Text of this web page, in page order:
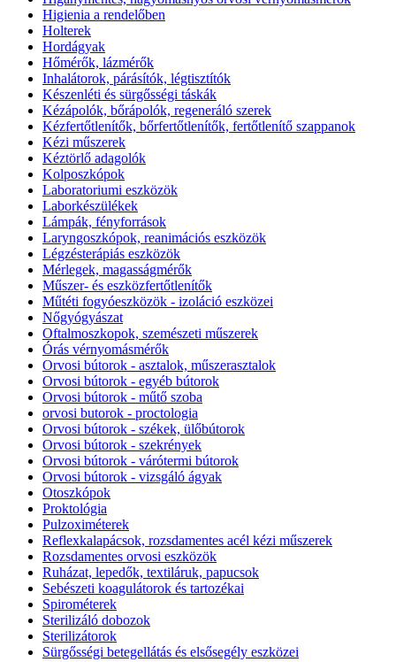
Higienia a rendelőben
Holterek
Hordágyak
Hőmérők, lázmérők
Inhalátorok, párásítók, légtisztítók
Készenléti és sürgősségi táskák
Kézápolók, bőrápolók, regeneráló szerek
Kézfertőtlenítők, bőrfertőtlenítők, fertőtlenítő szappanok
Kézi műszerek
Kéztörlő adagolók
Kolposzkópok
Laboratoriumi eszközök
Laborkészülékek
Lámpák, fényforrások
Laryngoszkópok, reanimációs eszközök
Légzésterápiás eszközök
Mérlegek, magasságmérők
Műszer- és eszközfertőtlenítők
Műtéti fogyóeszközök - izoláció eszközei
Nőgyógyászat
Oftalmoszkopok, szemészeti műszerek
Órás vérnyomásmérők
Orvosi bútorok - asztalok, műszerasztalok
Orvosi bútorok - egyéb bútorok
Orvosi bútorok - műtő szoba
orvosi butorok - proctologia
Orvosi bútorok - székek, ülőbútorok
Orvosi bútorok - szekrények
Orvosi bútorok - várótermi bútorok
Orvosi bútorok - vizsgáló ágyak
Otoszkópok
Proktológia
Pulzoximéterek
Reflexkalapácsok, rozsdamentes acél kézi műszerek
Rozsdamentes orvosi eszközök
Ruházat, lepedők, textiláruk, papucsok
Sebészeti koagulátorok és tartozékai
Spirométerek
Sterilizáló dobozok
Sterilizátorok
Sürgősségi betegellátás és elsősegély eszközei